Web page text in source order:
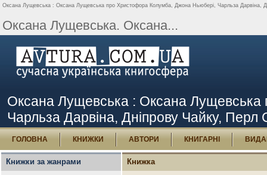
Оксана Лущевська : Оксана Лущевська про Христофора Колумба, Джона Ньюбері, Чарльза Дарвіна,
Оксана Лущевська. Оксана...
Оксана Лущевська : Оксана
Чарльза Дарвіна, Дніпрову Чайку, Перл
ГОЛОВНА КНИЖКИ АВТОРИ КНИГАРНІ
Книжки за жанрами Книжка